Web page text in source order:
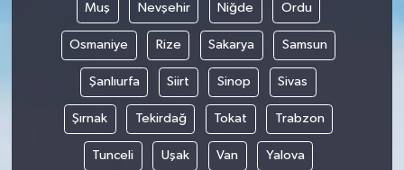
Muş Nevşehir Niğde Ordu
Osmaniye Rize Sakarya Samsun
Şanlıurfa Siirt Sinop Sivas
Şırnak Tekirdağ Tokat Trabzon
Tunceli Uşak Van Yalova